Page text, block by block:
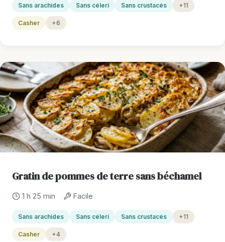
Sans arachides Sans céleri Sans crustacés +11
Casher +6
Gratin de pommes de terre sans béchamel
1 h 25 min Facile
Sans arachides Sans céleri Sans crustacés +11
Casher +4